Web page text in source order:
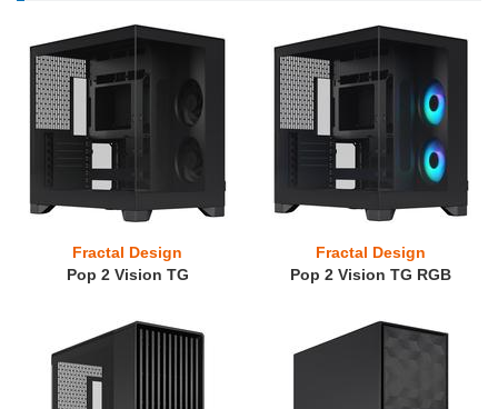
Fractal Design
Pop 2 Vision TG
Fractal Design
Pop 2 Vision TG RGB